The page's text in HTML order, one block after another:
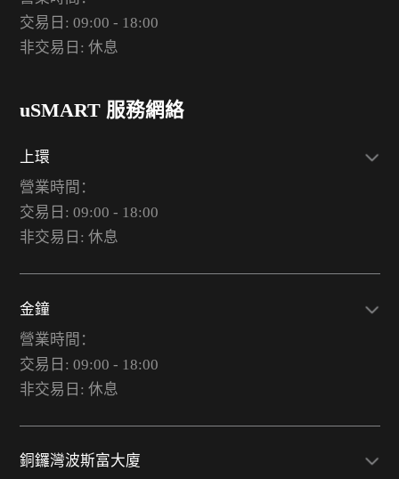
交易日: 09:00 - 18:00
非交易日: 休息
uSMART 服務網絡
上環
營業時間：
交易日: 09:00 - 18:00
非交易日: 休息
金鐘
營業時間：
交易日: 09:00 - 18:00
非交易日: 休息
銅鑼灣波斯富大廈